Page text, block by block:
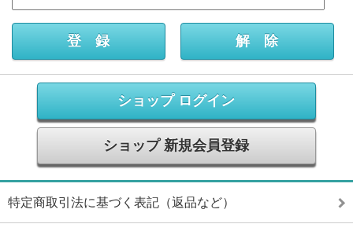
ショップ ログイン
ショップ 新規会員登録
特定商取引法に基づく表記（返品など）